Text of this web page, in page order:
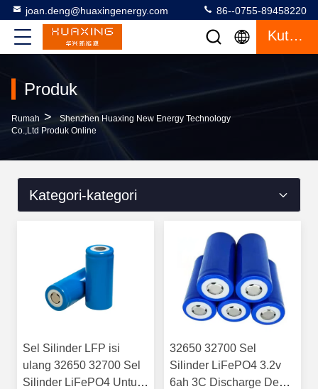
joan.deng@huaxingenergy.com 86--0755-89458220
Kutipan
Produk
Rumah >
Shenzhen Huaxing New Energy Technology
Co.,Ltd Produk Online
Kategori-kategori
Sel Silinder LFP isi
ulang 32650 32700 Sel
Silinder LiFePO4 Untuk
32650 32700 Sel
Silinder LiFePO4 3.2v
6ah 3C Discharge Deep